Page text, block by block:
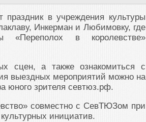
праздник в учреждения культуры
Инкерман и Любимовку, где
«Переполох в королевстве»
сцен, а также ознакомиться с
выездных мероприятий можно на
юного зрителя севтюз.рф.
совместно с СевТЮЗом при
инициатив.